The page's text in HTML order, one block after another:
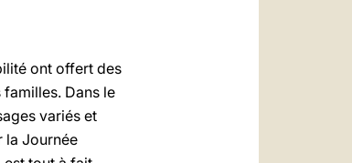
ont offert des
Dans le
variés et
la Journée